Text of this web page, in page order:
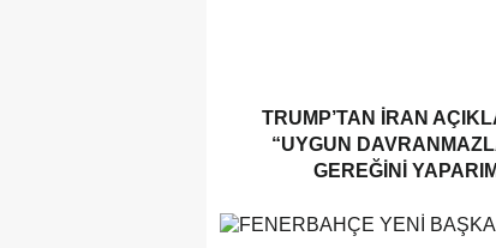
TRUMP’TAN İRAN
“UYGUN
GEREĞINI